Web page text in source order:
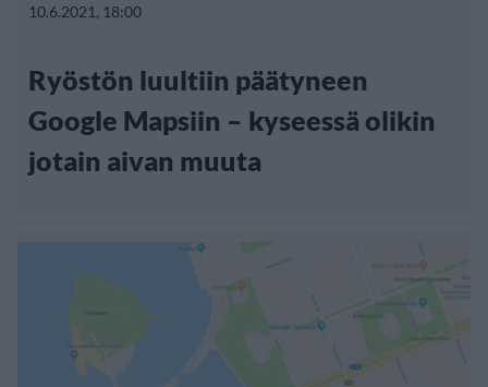
10.6.2021, 18:00
Ryöstön luultiin päätyneen
Google Mapsiin – kyseessä olikin
jotain aivan muuta